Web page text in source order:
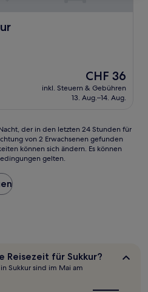
Der
Preis
beträgt
CHF 36
inkl. Steuern & Gebühren
13. Aug.–14. Aug.
der in den letzten 24 Stunden für
von 2 Erwachsenen gefunden
können sich ändern. Es können
gelten.
Reisezeit für Sukkur?
Sukkur sind im Mai am